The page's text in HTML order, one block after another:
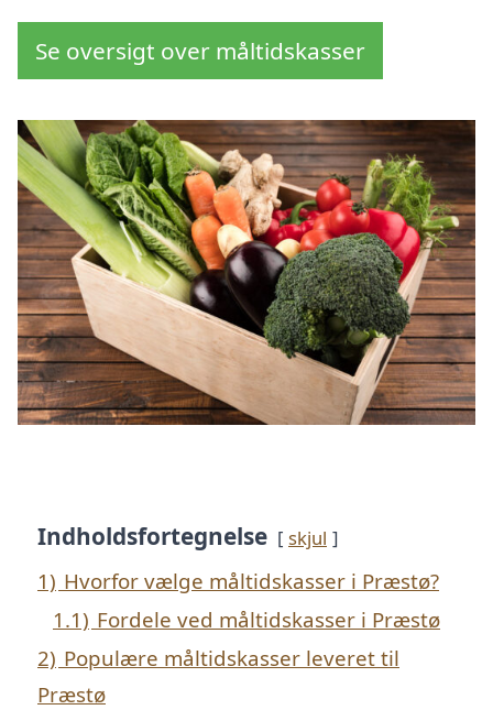
Se oversigt over måltidskasser
Indholdsfortegnelse skjul
1) Hvorfor vælge måltidskasser i Præstø?
1.1) Fordele ved måltidskasser i Præstø
2) Populære måltidskasser leveret til
Præstø